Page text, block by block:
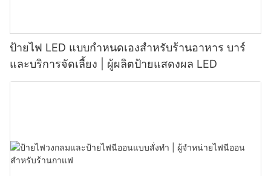
ป้ายไฟ LED แบบกำหนดเองสำหรับร้านอาหาร บาร์
และบริการจัดเลี้ยง | ผู้ผลิตป้ายแสดงผล LED